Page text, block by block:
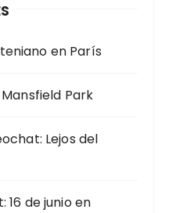
en París
Park
Lejos del
16 de junio en